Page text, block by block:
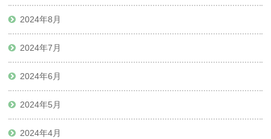
2024年8月
2024年7月
2024年6月
2024年5月
2024年4月